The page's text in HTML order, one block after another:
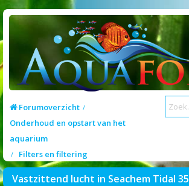
Forumoverzicht
Onderhoud en opstart van het
aquarium
Filters en filtering
Vastzittend lucht in Seachem Tidal 35